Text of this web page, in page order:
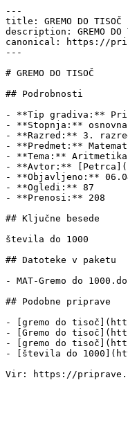
---
title: GREMO DO
description: GREMO
canonical: https://
---
# GREMO DO TISOČ
## Podrobnosti
- **Tip gradiva:**
- **Stopnja:**
- **Razred:** 3.
- **Predmet:**
- **Tema:**
- **Avtor:**
- **Objavljeno:**
- **Ogledi:** 87
- **Prenosi:** 208
## Ključne besede
števila do 1000
## Datoteke v paketu
- MAT-Gremo do
## Podobne priprave
- [gremo do
- [Gremo do
- [gremo do
- [števila do